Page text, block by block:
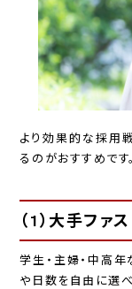
より効果的な採用
るのがおすすめです。
（1）大手ファ
学生・主婦・中高年
や日数を自由に選べ